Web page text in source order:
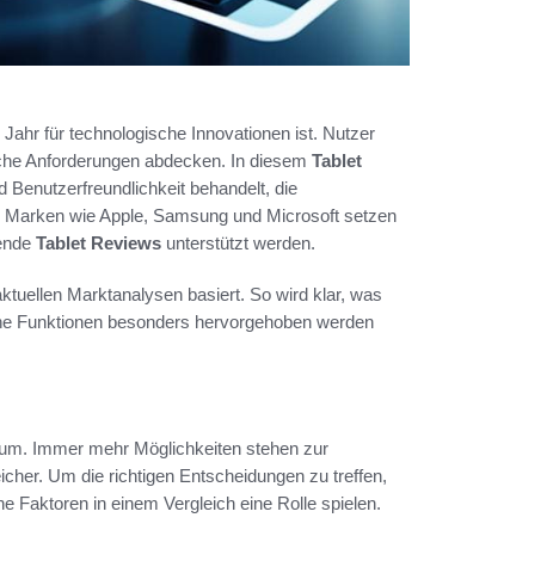
für technologische Innovationen ist. Nutzer
Anforderungen abdecken. In diesem Tablet
Benutzerfreundlichkeit behandelt, die
wie Apple, Samsung und Microsoft setzen
Tablet Reviews unterstützt werden.
Marktanalysen basiert. So wird klar, was
Funktionen besonders hervorgehoben werden
Immer mehr Möglichkeiten stehen zur
Um die richtigen Entscheidungen zu treffen,
Faktoren in einem Vergleich eine Rolle spielen.